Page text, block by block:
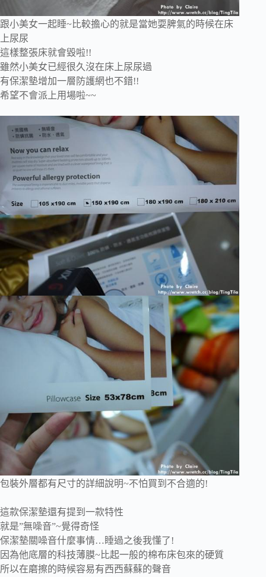
跟小美女一起睡~比較擔心的就是當她耍脾氣的時候在床
上尿尿
這樣整張床就會毀啦!!
雖然小美女已經很久沒在床上尿尿過
有保潔墊增加一層防護網也不錯!!
希望不會派上用場啦~~
包裝外層都有尺寸的詳細說明~不怕買到不合適的!
這款保潔墊還有提到一款特性
就是”無噪音”~覺得奇怪
保潔墊關噪音什麼事情…睡過之後我懂了!
因為他底層的科技薄膜~比起一般的棉布床包來的硬質
所以在磨擦的時候容易有西西蘇蘇的聲音